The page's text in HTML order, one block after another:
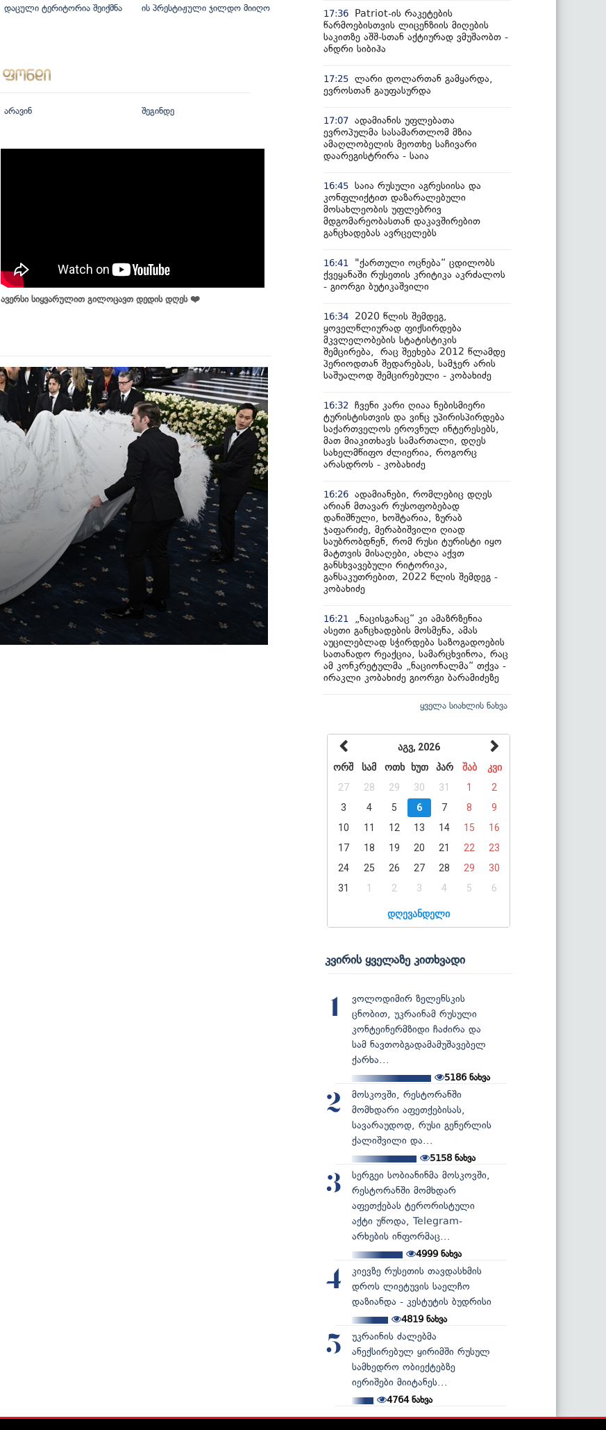
დაცული ტერიტორია შეიქმნა
ის პრესტიჟული ჯილდო მიიღო
არავინ შეგინდე
ავერსი სიყვარულით გილოცავთ დედის დღეს ❤️
17:36
Patriot-ის რაკეტების
წარმოებისთვის ლიცენზიის მიღების
საკითზე აშშ-სთან აქტიურად ვმუშაობთ -
ანდრი სიბიჰა
17:25 ლარი დოლართან გამყარდა,
ევროსთან გაუფასურდა
17:07 ადამიანის უფლებათა
ევროპულმა სასამართლომ მზია
ამაღლობელის მეოთხე საჩივარი
დაარეგისტრირა - საია
16:45 საია რუსული აგრესიისა და
კონფლიქტით დაზარალებული
მოსახლეობის უფლებრივ
მდგომარეობასთან დაკავშირებით
განცხადებას ავრცელებს
16:41
"ქართული ოცნება“ ცდილობს
ქვეყანაში რუსეთის კრიტიკა აკრძალოს
- გიორგი ბუტიკაშვილი
16:34
2020 წლის შემდეგ,
ყოველწლიურად ფიქსირდება
მკვლელობების სტატისტიკის
შემცირება, რაც შეეხება 2012 წლამდე
პერიოდთან შედარებას, სამჯერ არის
საშუალოდ შემცირებული - კობახიძე
16:32
ჩვენი კარი ღიაა ნებისმიერი
ტურისტისთვის და ვინც უპირისპირდება
საქართველოს ეროვნულ ინტერესებს,
მათ მიაკითხავს სამართალი, დღეს
სახელმწიფო ძლიერია, როგორც
არასდროს - კობახიძე
16:26 ადამიანები, რომლებიც დღეს
არიან მთავარ რუსოფობებად
დანიშნული, ხოშტარია, ზურაბ
ჯაფარიძე, მერაბიშვილი ღიად
საუბრობდნენ, რომ რუსი ტურისტი იყო
მატთვის მისაღები, ახლა აქვთ
განსხვავებული რიტორიკა,
განსაკუთრებით, 2022 წლის შემდეგ -
კობახიძე
16:21
„ნაცისგანაც“ კი ამაზრზენია
ასეთი განცხადების მოსმენა, ამას
აუცილებლად სჭირდება საზოგადოების
სათანადო რეაქცია, სამარცხვინოა, რაც
ამ კონკრეტულმა „ნაციონალმა“ თქვა -
ირაკლი კობახიძე გიორგი ბარამიძეზე
ყველა სიახლის ნახვა
აგვ, 2026
ორშ
სამ ოთხ ხუთ პარ შაბ
კვი
27
28 29 30 31 1
2
3
4 5 6 7 8
9
10
11 12 13 14 15
16
17
18 19 20 21 22
23
24
25 26 27 28 29
30
31
1 2 3 4 5 6
დღევანდელი
კვირის ყველაზე კითხვადი
1
ვოლოდიმირ ზელენსკის
ცნობით, უკრაინამ რუსული
კონტეინერმზიდი ჩაძირა და
სამ ნავთობგადამამუშავებელ
ქარხა...
5186ნახვა
2
მოსკოვში, რესტორანში
მომხდარი აფეთქებისას,
სავარაუდოდ, რუსი გენერლის
ქალიშვილი და...
5158 ნახვა
3
სერგეი სობიანინმა მოსკოვში,
რესტორანში მომხდარ
აფეთქებას ტერორისტული
აქტი უწოდა, Telegram-
არხების ინფორმაც...
4999ნახვა
4
კიევზე რუსეთის თავდასხმის
დროს ლიეტუვის საელჩო
დაზიანდა - კესტუტის ბუდრისი
4819ნახვა
5
უკრაინის ძალებმა
ანექსირებულ ყირიმში რუსულ
სამხედრო ობიექტებზე
იერიშები მიიტანეს...
4764ნახვა